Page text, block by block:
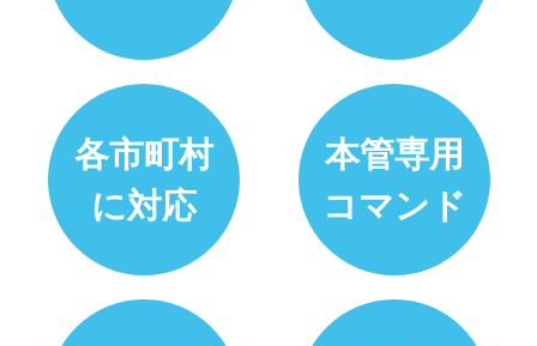
各市町村
に対応
本管専用
コマンド